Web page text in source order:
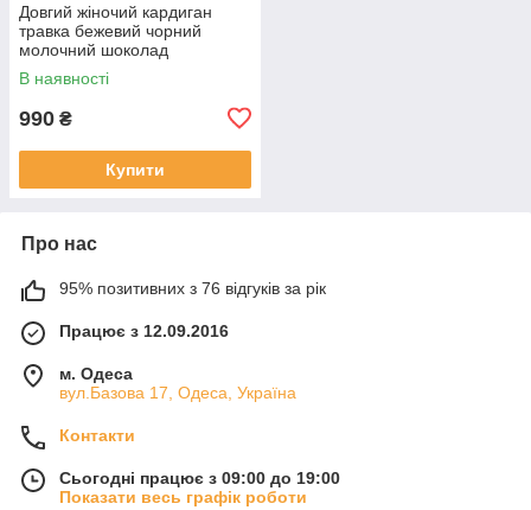
Довгий жіночий кардиган
травка бежевий чорний
молочний шоколад
В наявності
990 ₴
Купити
Про нас
95% позитивних з 76 відгуків за рік
Працює з 12.09.2016
м. Одеса
вул.Базова 17, Одеса, Україна
Контакти
Сьогодні працює з 09:00 до 19:00
Показати весь графік роботи